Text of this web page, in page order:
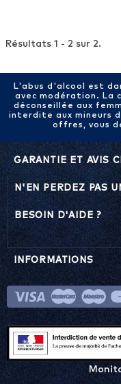
Résultats 1 - 2 sur 2.
L'abus d'alcool est
avec modération. La
déconseillée aux
interdite aux mineurs
offres, vous
GARANTIE ET AVIS
N'EN PERDEZ PAS
BESOIN D'AIDE ?
INFORMATIONS